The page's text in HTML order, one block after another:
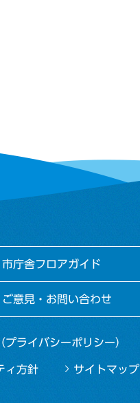
市庁舎フロアガイド
ご意見・お問い合わせ
ライバシーポリシー）
ィ方針 サイトマップ